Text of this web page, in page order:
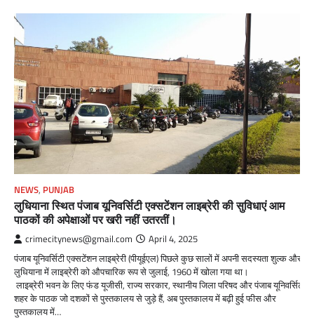
NEWS, PUNJAB
लुधियाना स्थित पंजाब यूनिवर्सिटी एक्सटेंशन लाइब्रेरी की सुविधाएं आम
पाठकों की अपेक्षाओं पर खरी नहीं उतरतीं।
crimecitynews@gmail.com April 4, 2025
पंजाब यूनिवर्सिटी एक्सटेंशन लाइब्रेरी (पीयूईएल) पिछले कुछ सालों में अपनी सदस्यता शुल्क और
लुधियाना में लाइब्रेरी को औपचारिक रूप से जुलाई, 1960 में खोला गया था।
लाइब्रेरी भवन के लिए फंड यूजीसी, राज्य सरकार, स्थानीय जिला परिषद और पंजाब यूनिवर्सिटी
शहर के पाठक जो दशकों से पुस्तकालय से जुड़े हैं, अब पुस्तकालय में बढ़ी हुई फीस और
पुस्तकालय में…